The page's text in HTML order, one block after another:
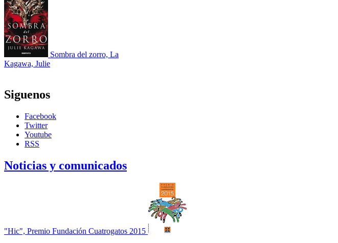
Sombra del zorro, La
Kagawa, Julie
Siguenos
Facebook
Twitter
Youtube
RSS
Noticias y comunicados
"Hic", Premio Fundación Cuatrogatos 2015